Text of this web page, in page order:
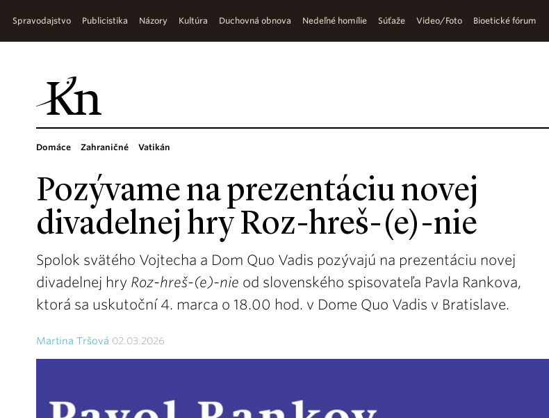
Spravodajstvo Publicistika Názory Kultúra Duchovná obnova Nedeľné homílie Súťaže Video/Foto Bioetické fórum
Domáce Zahraničné Vatikán
Pozývame na prezentáciu novej
divadelnej hry Roz-hreš-(e)-nie
Spolok svätého Vojtecha a Dom Quo Vadis pozývajú na prezentáciu novej
divadelnej hry Roz-hreš-(e)-nie od slovenského spisovateľa Pavla Rankova,
ktorá sa uskutoční 4. marca o 18.00 hod. v Dome Quo Vadis v Bratislave.
Martina Tršová 02.03.2026